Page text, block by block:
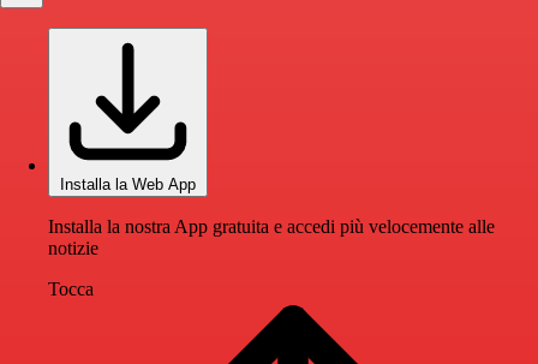
Installa la Web App
Installa la nostra App gratuita e accedi più velocemente alle
notizie
Tocca